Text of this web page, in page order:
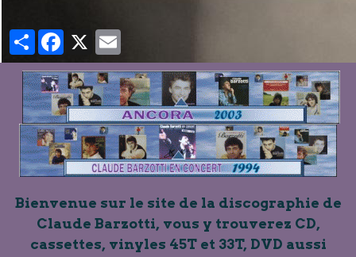
PartagerFacebook
X
Bienvenue sur le site de la discographie de
Claude Barzotti, vous y trouverez CD,
cassettes, vinyles 45T et 33T, DVD aussi